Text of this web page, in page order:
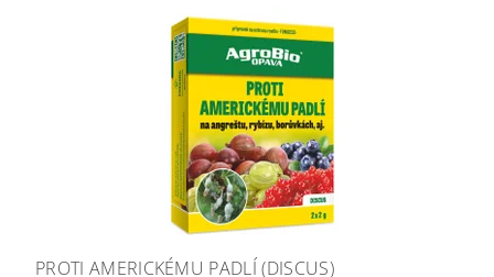
PROTI AMERICKÉMU PADLÍ (DISCUS)